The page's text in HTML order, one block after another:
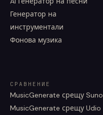
Генератор на
инструментали
Фонова музика
СРАВНЕНИЕ
MusicGenerate срещу Suno
MusicGenerate срещу Udio